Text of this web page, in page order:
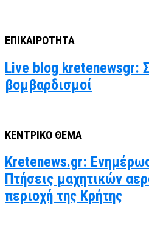
ΕΠΙΚΑΙΡΟΤΗΤΑ
Live blog kretenewsgr:
βομβαρδισμοί
ΚΕΝΤΡΙΚΟ ΘΕΜΑ
Kretenews.gr:
Πτήσεις μαχητικών
περιοχή της Κρήτης